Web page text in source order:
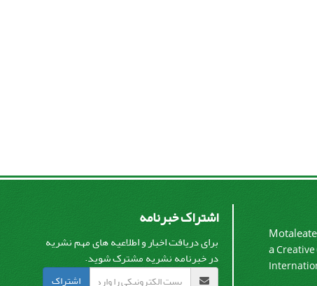
a
اشتراک خبرنامه
برای دریافت اخبار و اطلاعیه های مهم نشریه
در خبرنامه نشریه مشترک شوید.
اشتراک